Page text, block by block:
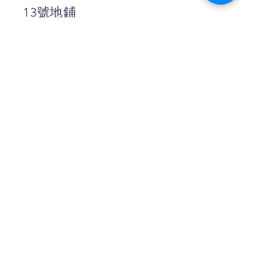
13號地鋪